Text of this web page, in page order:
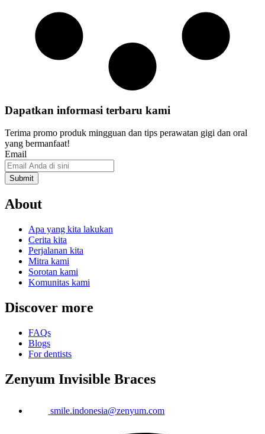
Dapatkan informasi terbaru kami
Terima promo produk mingguan dan tips perawatan gigi dan oral
yang bermanfaat!
Email
About
Apa yang kita lakukan
Cerita kita
Perjalanan kita
Mitra kami
Sorotan kami
Komunitas kami
Discover more
FAQs
Blogs
For dentists
Zenyum Invisible Braces
smile.indonesia@zenyum.com